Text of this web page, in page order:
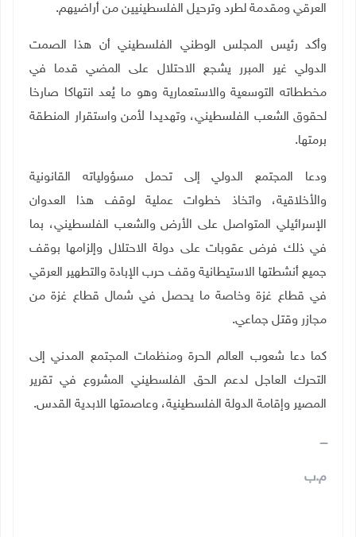
العرقي ومقدمة لطرد وترحيل الفلسطينيين من أراضيهم.
وأكد رئيس المجلس الوطني الفلسطيني أن هذا الصمت
الدولي غير المبرر يشجع الاحتلال على المضي قدما في
مخططاته التوسعية والاستعمارية وهو ما يُعد انتهاكا صارخا
لحقوق الشعب الفلسطيني، وتهديدا لأمن واستقرار المنطقة
برمتها.
ودعا المجتمع الدولي إلى تحمل مسؤولياته القانونية
والأخلاقية، واتخاذ خطوات عملية لوقف هذا العدوان
الإسرائيلي المتواصل على الأرض والشعب الفلسطيني، بما
في ذلك فرض عقوبات على دولة الاحتلال وإلزامها بوقف
جميع أنشطتها الاستيطانية وقف حرب الإبادة والتطهير العرقي
في قطاع غزة وخاصة ما يحصل في شمال قطاع غزة من
مجازر وقتل جماعي.
كما دعا شعوب العالم الحرة ومنظمات المجتمع المدني إلى
التحرك العاجل لدعم الحق الفلسطيني المشروع في تقرير
المصير وإقامة الدولة الفلسطينية، وعاصمتها الابدية القدس.
ــــ
م.ب